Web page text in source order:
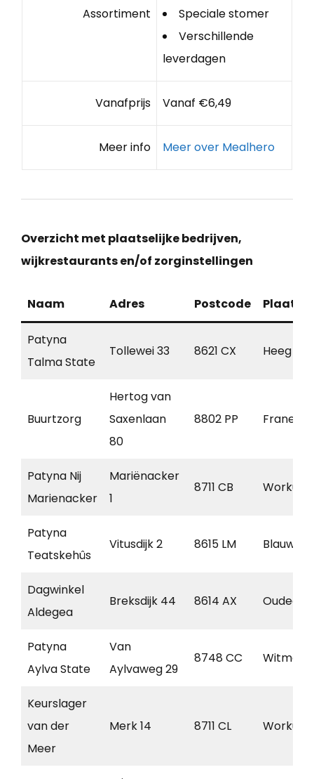
Assortiment
Speciale stomer
Verschillende
leverdagen
Vanafprijs Vanaf €6,49
Meer info Meer over Mealhero
Overzicht met plaatselijke bedrijven,
wijkrestaurants en/of zorginstellingen
Naam Adres Postcode Plaats
Patyna
Talma State
Tollewei 33 8621 CX Heeg
Buurtzorg
Hertog van
Saxenlaan
80
8802 PP Franeker
Patyna Nij
Marienacker
Mariënacker
1
8711 CB Workum
Patyna
Teatskehûs
Vitusdijk 2 8615 LM
Dagwinkel
Aldegea
Breksdijk 44 8614 AX Oudega
Patyna
Aylva State
Van
Aylvaweg 29
8748 CC
Keurslager
van der
Meer
Merk 14 8711 CL Workum